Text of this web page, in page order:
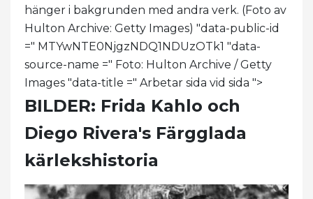
hänger i bakgrunden med andra verk. (Foto av
Hulton Archive: Getty Images) "data-public-id
=" MTYwNTE0NjgzNDQ1NDUzOTk1 "data-
source-name =" Foto: Hulton Archive / Getty
Images "data-title =" Arbetar sida vid sida ">
BILDER: Frida Kahlo och
Diego Rivera's Färgglada
kärlekshistoria